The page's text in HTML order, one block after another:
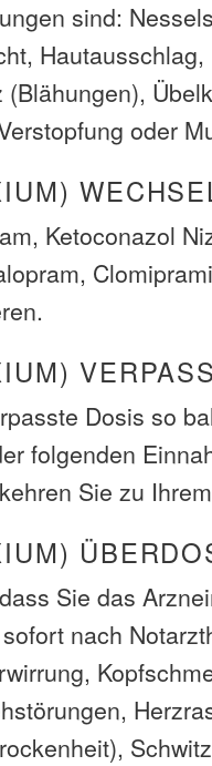
sind:
oder
Ketoconazol
Dosis so
folgenden
Sie zu
Sie das
nach